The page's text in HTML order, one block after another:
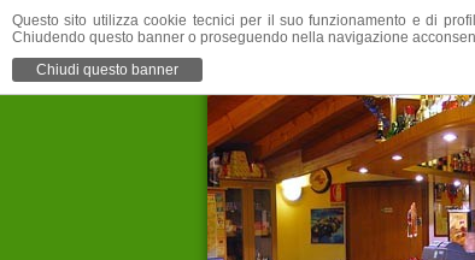
Questo sito utilizza cookie tecnici per il suo funzionamento e di
Chiudendo questo banner o proseguendo nella navigazione
Chiudi questo banner